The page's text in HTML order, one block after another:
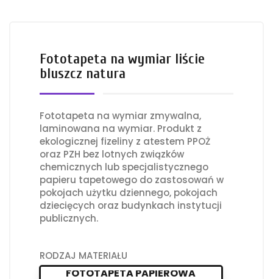
Fototapeta na wymiar liście
bluszcz natura
Fototapeta na wymiar zmywalna,
laminowana na wymiar. Produkt z
ekologicznej fizeliny z atestem PPOŻ
oraz PZH bez lotnych związków
chemicznych lub specjalistycznego
papieru tapetowego do zastosowań w
pokojach użytku dziennego, pokojach
dziecięcych oraz budynkach instytucji
publicznych.
RODZAJ MATERIAŁU
FOTOTAPETA PAPIEROWA